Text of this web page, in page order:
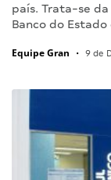
país. Trata-se
Banco do
Equipe Gran • 9 de